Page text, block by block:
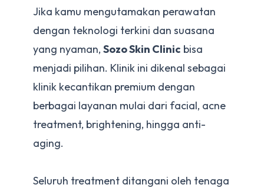
Jika kamu mengutamakan perawatan
dengan teknologi terkini dan suasana
yang nyaman, Sozo Skin Clinic bisa
menjadi pilihan. Klinik ini dikenal sebagai
klinik kecantikan premium dengan
berbagai layanan mulai dari facial, acne
treatment, brightening, hingga anti-
aging.
Seluruh treatment ditangani oleh tenaga